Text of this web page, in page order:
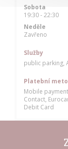
Sobota
19:30 - 22:30
Neděle
Zavřeno
Služby
public parking,
Platební
Mobile
Contact,
Debit Card